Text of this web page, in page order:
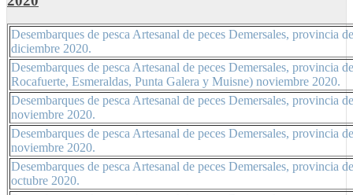
Desembarques de pesca Artesanal de peces Demersales,
diciembre 2020.
Desembarques de pesca Artesanal de peces Demersales, provincia
Rocafuerte, Esmeraldas, Punta Galera y Muisne) noviembre 2020.
Desembarques de pesca Artesanal de peces Demersales,
noviembre 2020.
Desembarques de pesca Artesanal de peces Demersales, provincia
noviembre 2020.
Desembarques de pesca Artesanal de peces Demersales,
octubre 2020.